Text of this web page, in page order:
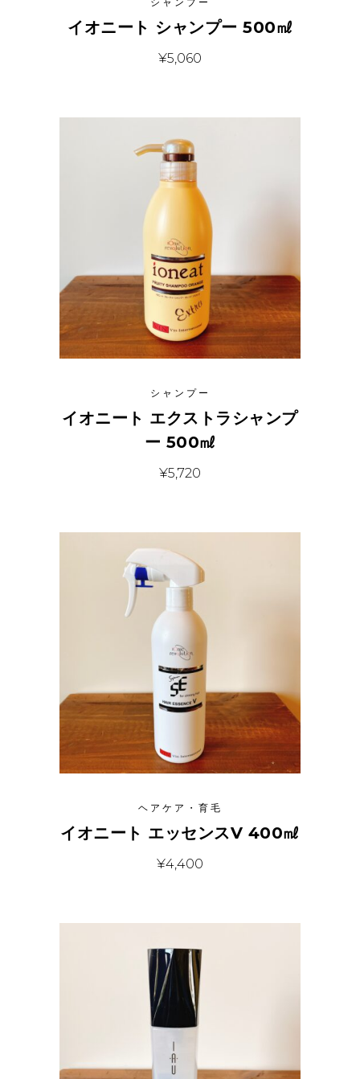
イオニート シャンプー 500㎖
¥5,060
シャンプー
イオニート エクストラシャンプ
ー 500㎖
¥5,720
ヘアケア・育毛
イオニート エッセンスV 400㎖
¥4,400